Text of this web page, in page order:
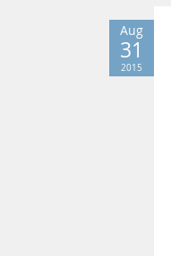
Aug
31
2015